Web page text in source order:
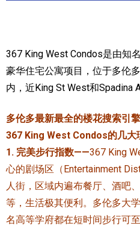
定居安大略省
安大略省免费医疗保险
加拿大的福利制度
吃货眼中的加拿大地图
367 King West Condos是由知
豪华住宅公寓项目，位于多伦
内，近King St West和Spadina
多伦多最新最全的楼花搜索引
367 King West Condos的几大
1. 完美步行指数——367 King
心的剧场区（Entertainment
人街，区域内遍布餐厅、酒吧
等，生活极其便利。多伦多大
名高等学府都在短时间步行可至